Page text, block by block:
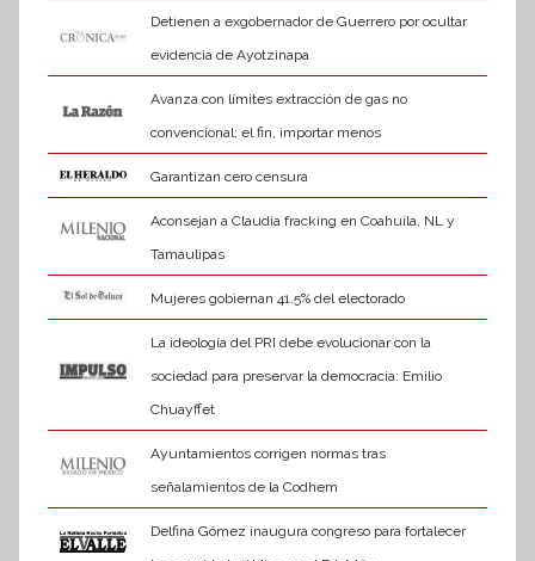
Detienen a exgobernador de Guerrero por ocultar
evidencia de Ayotzinapa
Avanza con límites extracción de gas no
convencional; el fin, importar menos
Garantizan cero censura
Aconsejan a Claudia fracking en Coahuila, NL y
Tamaulipas
Mujeres gobiernan 41.5% del electorado
La ideología del PRI debe evolucionar con la
sociedad para preservar la democracia: Emilio
Chuayffet
Ayuntamientos corrigen normas tras
señalamientos de la Codhem
Delfina Gómez inaugura congreso para fortalecer